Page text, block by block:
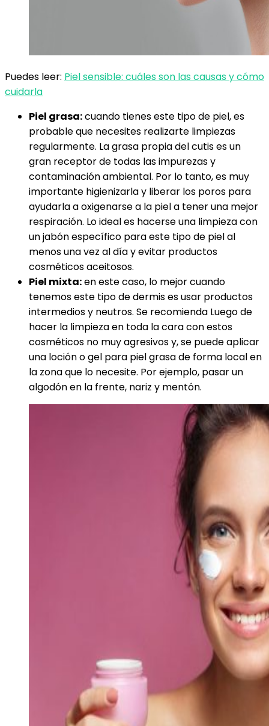
Puedes leer: Piel sensible: cuáles son las causas y cómo
cuidarla
Piel grasa:cuando tienes este tipo de piel, es
probable que necesites realizarte limpiezas
regularmente. La grasa propia del cutis es un
gran receptor de todas las impurezas y
contaminación ambiental. Por lo tanto, es muy
importante higienizarla y liberar los poros para
ayudarla a oxigenarse a la piel a tener una mejor
respiración. Lo ideal es hacerse una limpieza con
un jabón específico para este tipo de piel al
menos una vez al día y evitar productos
cosméticos aceitosos.
Piel mixta:en este caso, lo mejor cuando
tenemos este tipo de dermis es usar productos
intermedios y neutros. Se recomienda Luego de
hacer la limpieza en toda la cara con estos
cosméticos no muy agresivos y, se puede aplicar
una loción o gel para piel grasa de forma local en
la zona que lo necesite. Por ejemplo, pasar un
algodón en la frente, nariz y mentón.